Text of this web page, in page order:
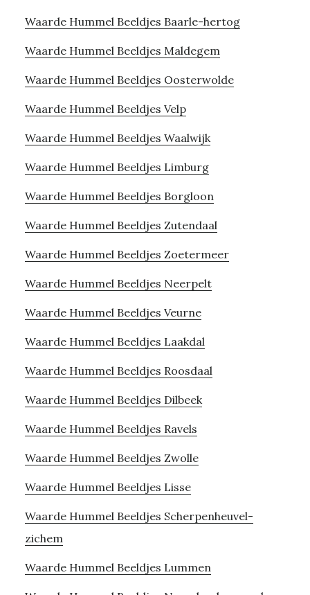
Waarde Hummel Beeldjes Baarle-hertog
Waarde Hummel Beeldjes Maldegem
Waarde Hummel Beeldjes Oosterwolde
Waarde Hummel Beeldjes Velp
Waarde Hummel Beeldjes Waalwijk
Waarde Hummel Beeldjes Limburg
Waarde Hummel Beeldjes Borgloon
Waarde Hummel Beeldjes Zutendaal
Waarde Hummel Beeldjes Zoetermeer
Waarde Hummel Beeldjes Neerpelt
Waarde Hummel Beeldjes Veurne
Waarde Hummel Beeldjes Laakdal
Waarde Hummel Beeldjes Roosdaal
Waarde Hummel Beeldjes Dilbeek
Waarde Hummel Beeldjes Ravels
Waarde Hummel Beeldjes Zwolle
Waarde Hummel Beeldjes Lisse
Waarde Hummel Beeldjes Scherpenheuvel-
zichem
Waarde Hummel Beeldjes Lummen